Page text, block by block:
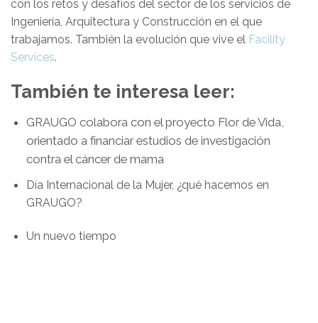
con los retos y desafíos del sector de los servicios de
Ingeniería, Arquitectura y Construcción en el que
trabajamos. También la evolución que vive el Facility
Services.
También te interesa leer:
GRAUGO colabora con el proyecto Flor de Vida,
orientado a financiar estudios de investigación
contra el cáncer de mama
Día Internacional de la Mujer, ¿qué hacemos en
GRAUGO?
Un nuevo tiempo